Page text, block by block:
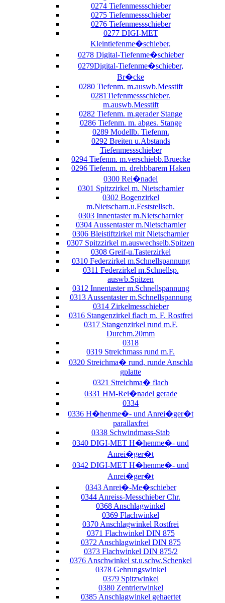
0274 Tiefenmessschieber
0275 Tiefenmessschieber
0276 Tiefenmessschieber
0277 DIGI-MET
Kleintiefenme�schieber,
0278 Digital-Tiefenme�schieber
0279Digital-Tiefenme�schieber,
Br�cke
0280 Tiefenm. m.auswb.Messtift
0281Tiefenmessschieber.
m.auswb.Messtift
0282 Tiefenm. m.gerader Stange
0286 Tiefenm. m. abges. Stange
0289 Modellb. Tiefenm.
0292 Breiten u.Abstands
Tiefenmessschieber
0294 Tiefenm. m.verschiebb.Bruecke
0296 Tiefenm. m. drehbbarem Haken
0300 Rei�nadel
0301 Spitzzirkel m. Nietscharnier
0302 Bogenzirkel
m.Nietscharn.u.Feststellsch.
0303 Innentaster m.Nietscharnier
0304 Aussentaster m.Nietscharnier
0306 Bleistiftzirkel mit Nietscharnier
0307 Spitzzirkel m.auswechselb.Spitzen
0308 Greif-u.Tasterzirkel
0310 Federzirkel m.Schnellspannung
0311 Federzirkel m.Schnellsp.
auswb.Spitzen
0312 Innentaster m.Schnellspannung
0313 Aussentaster m.Schnellspannung
0314 Zirkelmesschieber
0316 Stangenzirkel flach m. F. Rostfrei
0317 Stangenzirkel rund m.F.
Durchm.20mm
0318
0319 Streichmass rund m.F.
0320 Streichma� rund, runde Anschla
gplatte
0321 Streichma� flach
0331 HM-Rei�nadel gerade
0334
0336 H�henme�- und Anrei�ger�t
parallaxfrei
0338 Schwindmass-Stab
0340 DIGI-MET H�henme�- und
Anrei�ger�t
0342 DIGI-MET H�henme�- und
Anrei�ger�t
0343 Anrei�-Me�schieber
0344 Anreiss-Messchieber Chr.
0368 Anschlagwinkel
0369 Flachwinkel
0370 Anschlagwinkel Rostfrei
0371 Flachwinkel DIN 875
0372 Anschlagwinkel DIN 875
0373 Flachwinkel DIN 875/2
0376 Anschwinkel st.u.schw.Schenkel
0378 Gehrungswinkel
0379 Spitzwinkel
0380 Zentrierwinkel
0385 Anschlagwinkel gehaertet